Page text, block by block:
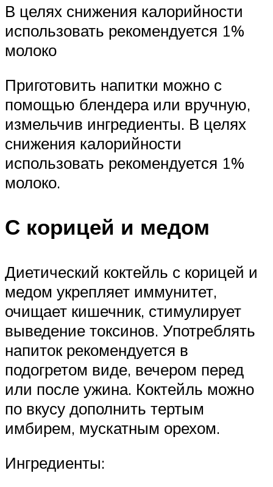
В целях снижения калорийности
использовать рекомендуется 1%
молоко
Приготовить напитки можно с
помощью блендера или вручную,
измельчив ингредиенты. В целях
снижения калорийности
использовать рекомендуется 1%
молоко.
С корицей и медом
Диетический коктейль с корицей и
медом укрепляет иммунитет,
очищает кишечник, стимулирует
выведение токсинов. Употреблять
напиток рекомендуется в
подогретом виде, вечером перед
или после ужина. Коктейль можно
по вкусу дополнить тертым
имбирем, мускатным орехом.
Ингредиенты: